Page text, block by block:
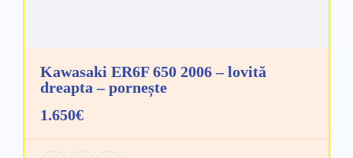
Kawasaki ER6F 650 2006 – lovită
dreapta – pornește
1.650€